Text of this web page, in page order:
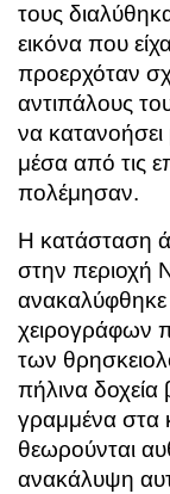
τους
εικόνα που
προερχόταν
αντιπάλους
να
μέσα από τις
πολέμησαν.
Η κατάσταση
στην περιοχή
χειρογράφων
των
πήλινα δοχεία
γραμμένα στα
θεωρούνται
ανακάλυψη